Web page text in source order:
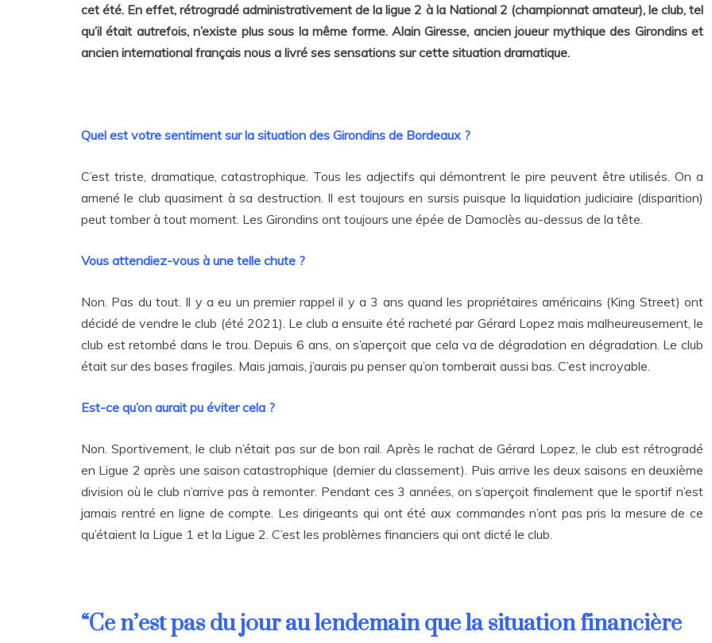
cet été. En effet, rétrogradé administrativement de la ligue 2 à la National 2 (championnat amateur), le club, tel
qu’il était autrefois, n’existe plus sous la même forme. Alain Giresse, ancien joueur mythique des Girondins et
ancien international français nous a livré ses sensations sur cette situation dramatique.
Quel est votre sentiment sur la situation des Girondins de Bordeaux ?
C’est triste, dramatique, catastrophique. Tous les adjectifs qui démontrent le pire peuvent être utilisés. On a
amené le club quasiment à sa destruction. Il est toujours en sursis puisque la liquidation judiciaire (disparition)
peut tomber à tout moment. Les Girondins ont toujours une épée de Damoclès au-dessus de la tête.
Vous attendiez-vous à une telle chute ?
Non. Pas du tout. Il y a eu un premier rappel il y a 3 ans quand les propriétaires américains (King Street) ont
décidé de vendre le club (été 2021). Le club a ensuite été racheté par Gérard Lopez mais malheureusement, le
club est retombé dans le trou. Depuis 6 ans, on s’aperçoit que cela va de dégradation en dégradation. Le club
était sur des bases fragiles. Mais jamais, j’aurais pu penser qu’on tomberait aussi bas. C’est incroyable.
Est-ce qu’on aurait pu éviter cela ?
Non. Sportivement, le club n’était pas sur de bon rail. Après le rachat de Gérard Lopez, le club est rétrogradé
en Ligue 2 après une saison catastrophique (dernier du classement). Puis arrive les deux saisons en deuxième
division où le club n’arrive pas à remonter. Pendant ces 3 années, on s’aperçoit finalement que le sportif n’est
jamais rentré en ligne de compte. Les dirigeants qui ont été aux commandes n’ont pas pris la mesure de ce
qu’étaient la Ligue 1 et la Ligue 2. C’est les problèmes financiers qui ont dicté le club.
“Ce n’est pas du jour au lendemain que la situation financière